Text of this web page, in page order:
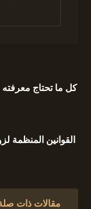
كل ما تحتاج
القوانين المنظمة
مقالات ذات